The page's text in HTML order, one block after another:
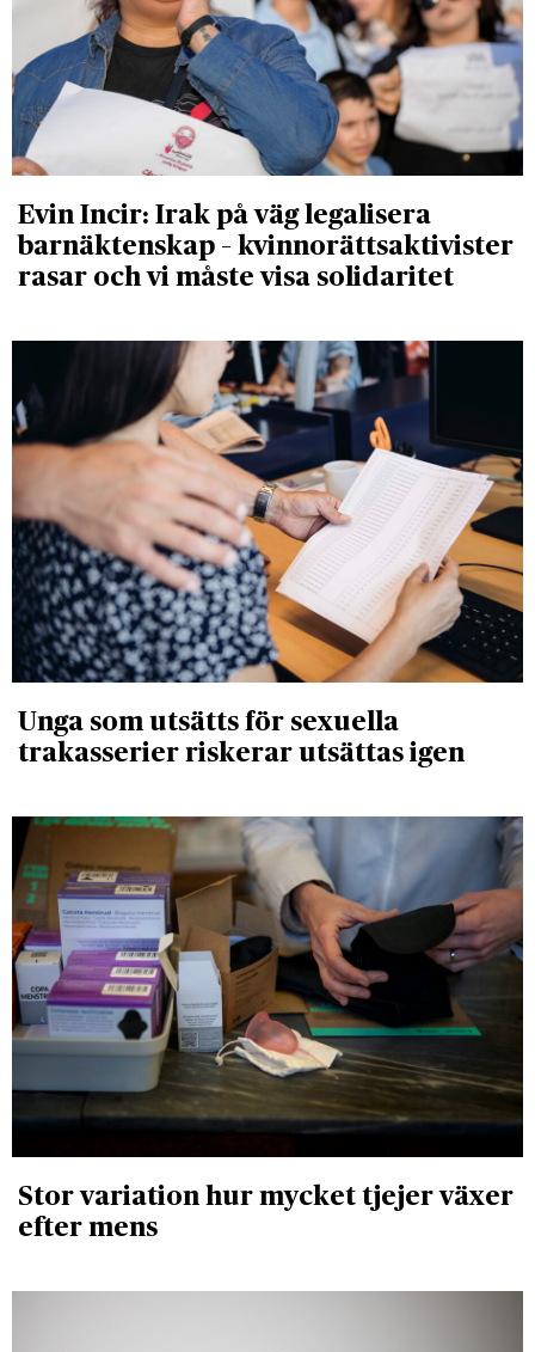
Evin Incir: Irak på väg legalisera
barnäktenskap – kvinnorättsaktivister
rasar och vi måste visa solidaritet
Unga som utsätts för sexuella
trakasserier riskerar utsättas igen
Stor variation hur mycket tjejer växer
efter mens